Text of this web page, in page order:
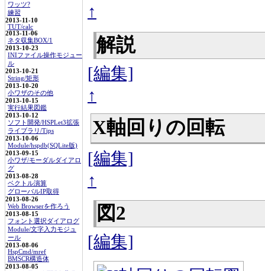
ワッツ?
練習
2013-11-10
TUT/calc
2013-11-06
ネタ収集BOX/1
2013-10-23
INIファイル操作モジュー
ル
2013-10-21
String/矩形
2013-10-20
小ワザのその他
2013-10-15
実行結果図鑑
2013-10-12
ソフト開発/HSPLet3拡張
ライブラリ/Tips
2013-10-06
Module/hspdb(SQLite版)
2013-09-15
小ワザ/モーダルダイアロ
グ
2013-08-28
ベクトル演算
グローバルIP取得
2013-08-26
Web Browserを作ろう
2013-08-15
フォント選択ダイアログ
Module/文字入力モジュ
ール
2013-08-06
HspCmd/mref
BMSCR構造体
2013-08-05
↑
解説
[編集]
↑
X軸回りの回転
[編集]
↑
図2
[編集]